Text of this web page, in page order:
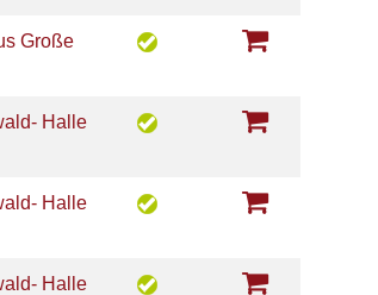
Große
Halle
Halle
Halle